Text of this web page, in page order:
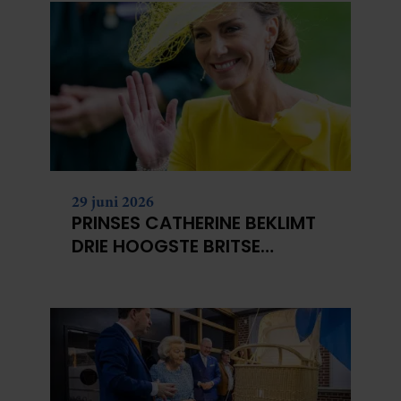
29 juni 2026
PRINSES CATHERINE BEKLIMT
DRIE HOOGSTE BRITSE